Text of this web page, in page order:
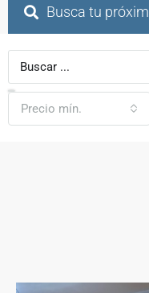
Busca tu
Precio mín.